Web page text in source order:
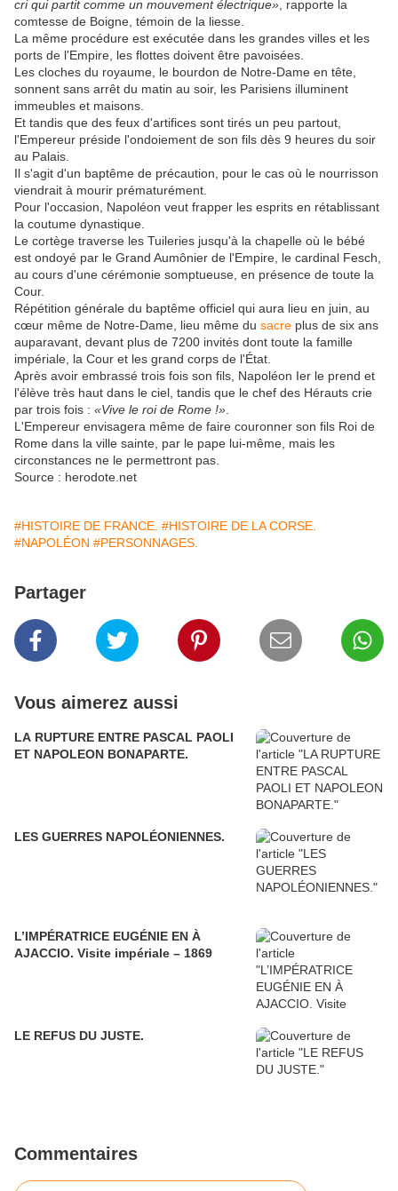
cri qui partit comme un mouvement électrique» , rapporte la
comtesse de Boigne, témoin de la liesse.
La même procédure est exécutée dans les grandes villes et les
ports de l'Empire, les flottes doivent être pavoisées.
Les cloches du royaume, le bourdon de Notre-Dame en tête,
sonnent sans arrêt du matin au soir, les Parisiens illuminent
immeubles et maisons.
Et tandis que des feux d'artifices sont tirés un peu partout,
l'Empereur préside l'ondoiement de son fils dès 9 heures du soir
au Palais.
Il s'agit d'un baptême de précaution, pour le cas où le nourrisson
viendrait à mourir prématurément.
Pour l'occasion, Napoléon veut frapper les esprits en rétablissant
la coutume dynastique.
Le cortège traverse les Tuileries jusqu'à la chapelle où le bébé
est ondoyé par le Grand Aumônier de l'Empire, le cardinal Fesch,
au cours d'une cérémonie somptueuse, en présence de toute la
Cour.
Répétition générale du baptême officiel qui aura lieu en juin, au
cœur même de Notre-Dame, lieu même du sacre plus de six ans
auparavant, devant plus de 7200 invités dont toute la famille
impériale, la Cour et les grand corps de l'État.
Après avoir embrassé trois fois son fils, Napoléon Ier le prend et
l'élève très haut dans le ciel, tandis que le chef des Hérauts crie
par trois fois : «Vive le roi de Rome !»
L'Empereur envisagera même de faire couronner son fils Roi de
Rome dans la ville sainte, par le pape lui-même, mais les
circonstances ne le permettront pas.
Source : herodote.net
#HISTOIRE DE FRANCE. #HISTOIRE DE LA CORSE.
#NAPOLÉON #PERSONNAGES.
Partager
Vous aimerez aussi
LA RUPTURE ENTRE PASCAL PAOLI
ET NAPOLEON BONAPARTE.
LES GUERRES NAPOLÉONIENNES.
L’IMPÉRATRICE EUGÉNIE EN À
AJACCIO. Visite impériale – 1869
LE REFUS DU JUSTE.
Commentaires